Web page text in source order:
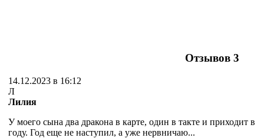
Отзывов 3
14.12.2023 в 16:12
Л
Лилия
У моего сына два дракона в карте, один в такте и приходит в
году. Год еще не наступил, а уже нервничаю...